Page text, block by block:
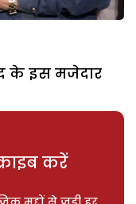
के इस मजेदार
करें